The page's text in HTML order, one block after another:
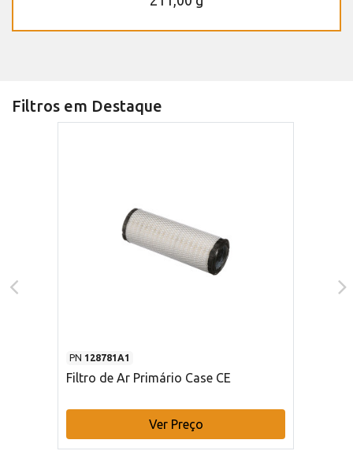
Filtros em Destaque
PN 128781A1
Filtro de Ar Primário Case CE
Ver Preço